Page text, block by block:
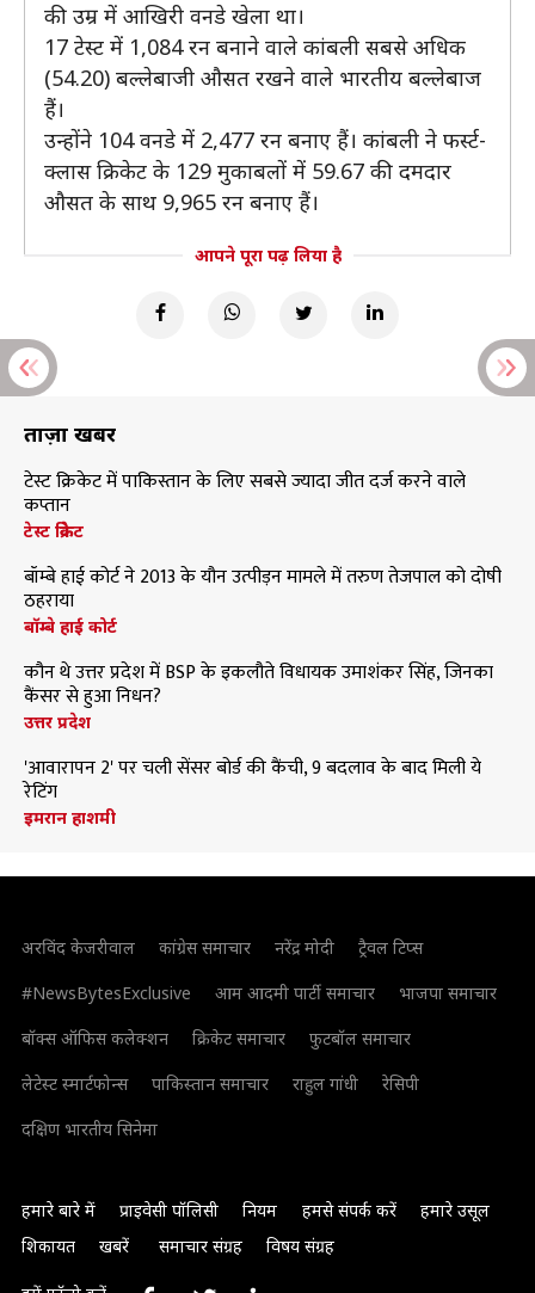
की उम्र में आखिरी वनडे खेला था।
17 टेस्ट में 1,084 रन बनाने वाले कांबली सबसे अधिक
(54.20) बल्लेबाजी औसत रखने वाले भारतीय बल्लेबाज
हैं।
उन्होंने 104 वनडे में 2,477 रन बनाए हैं। कांबली ने फर्स्ट-
क्लास क्रिकेट के 129 मुकाबलों में 59.67 की दमदार
औसत के साथ 9,965 रन बनाए हैं।
आपने पूरा पढ़ लिया है
ताज़ा खबरें
टेस्ट क्रिकेट में पाकिस्तान के लिए सबसे ज्यादा जीत दर्ज करने वाले
कप्तान
टेस्ट क्रिकेट
बॉम्बे हाई कोर्ट ने 2013 के यौन उत्पीड़न मामले में तरुण तेजपाल को दोषी
ठहराया
बॉम्बे हाई कोर्ट
कौन थे उत्तर प्रदेश में BSP के इकलौते विधायक उमाशंकर सिंह, जिनका
कैंसर से हुआ निधन?
उत्तर प्रदेश
'आवारापन 2' पर चली सेंसर बोर्ड की कैंची, 9 बदलाव के बाद मिली ये
रेटिंग
इमरान हाशमी
अरविंद केजरीवाल कांग्रेस समाचार नरेंद्र मोदी
ट्रैवल टिप्स
#NewsBytesExclusive
आम आदमी पार्टी समाचार
भाजपा समाचार
बॉक्स ऑफिस कलेक्शन
क्रिकेट समाचार
फुटबॉल समाचार
लेटेस्ट स्मार्टफोन्स
पाकिस्तान समाचार राहुल गांधी
रेसिपी
दक्षिण भारतीय सिनेमा
हमारे बारे में प्राइवेसी पॉलिसी नियम हमसे संपर्क करें
हमारे उसूल
शिकायत
खबरें समाचार संग्रह विषय संग्रह